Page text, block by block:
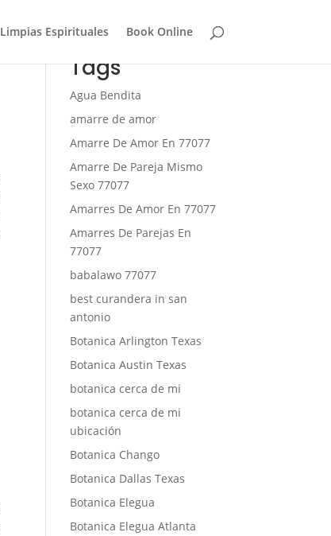
Limpias Espirituales Book Online
Tags
Agua Bendita
amarre de amor
Amarre De Amor En 77077
Amarre De Pareja Mismo
Sexo 77077
Amarres De Amor En 77077
Amarres De Parejas En
77077
babalawo 77077
best curandera in san
antonio
Botanica Arlington Texas
Botanica Austin Texas
botanica cerca de mi
botanica cerca de mi
ubicación
Botanica Chango
Botanica Dallas Texas
Botanica Elegua
Botanica Elegua Atlanta